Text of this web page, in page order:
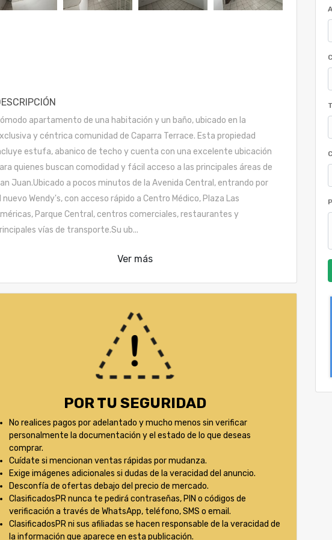
apartamento de una habitación y un baño, ubicado en la
y céntrica comunidad de Caparra Terrace. Esta propiedad
estufa, abanico de techo y cuenta con una excelente ubicación
quienes buscan comodidad y fácil acceso a las principales áreas de
Juan.Ubicado a pocos minutos de la Avenida Central, entrando por
nuevo Wendy's, con acceso rápido a Centro Médico, Plaza Las
Parque Central, centros comerciales, restaurantes y
vías de transporte.Su ub...
Ver más
POR TU SEGURIDAD
No realices pagos por adelantado y mucho menos sin verificar
personalmente la documentación y el estado de lo que deseas
comprar.
Cuídate si mencionan ventas rápidas por mudanza.
Exige imágenes adicionales si dudas de la veracidad del anuncio.
Desconfía de ofertas debajo del precio de mercado.
ClasificadosPR nunca te pedirá contraseñas, PIN o códigos de
verificación a través de WhatsApp, teléfono, SMS o email.
ClasificadosPR ni sus afiliadas se hacen responsable de la veracidad de
la información que aparece en esta publicación.